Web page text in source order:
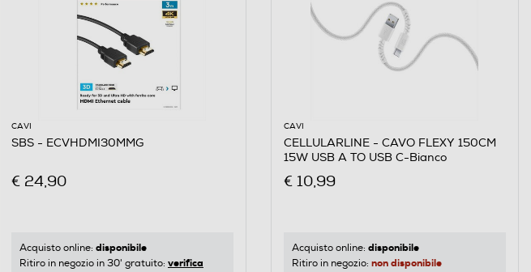
CAVI
SBS - ECVHDMI30MMG
€ 24,90
Acquisto online: disponibile
Ritiro in negozio in 30' gratuito: verifica
CAVI
CELLULARLINE - CAVO FLEXY 150CM
15W USB A TO USB C-Bianco
€ 10,99
Acquisto online: disponibile
Ritiro in negozio: non disponibile